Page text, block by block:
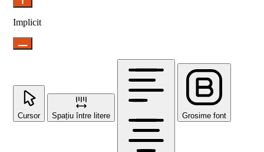
Implicit
Cursor Spațiu între litere Grosime font